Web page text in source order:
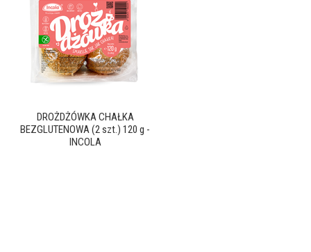
DROŻDŻÓWKA CHAŁKA
BEZGLUTENOWA (2 szt.) 120 g -
INCOLA